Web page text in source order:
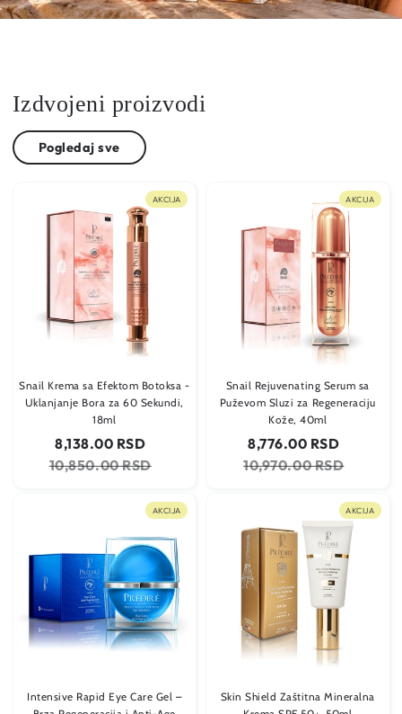
Izdvojeni proizvodi
Pogledaj sve
AKCIJA
Snail Krema sa Efektom Botoksa -
Uklanjanje Bora za 60 Sekundi,
18ml
Cena
na
sniženju
8,138.00 RSD
10,850.00 RSD
AKCIJA
Snail Rejuvenating Serum sa
Puževom Sluzi za Regeneraciju
Kože, 40ml
Cena
na
sniženju
8,776.00 RSD
10,970.00 RSD
AKCIJA
Intensive Rapid Eye Care Gel –
AKCIJA
Skin Shield Zaštitna Mineralna